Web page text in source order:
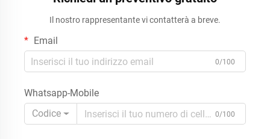
(OEM)
dettaglio
Il nostro rappresentante vi contatterà a breve.
Email
0/100
Whatsapp-Mobile
Codice
0/100